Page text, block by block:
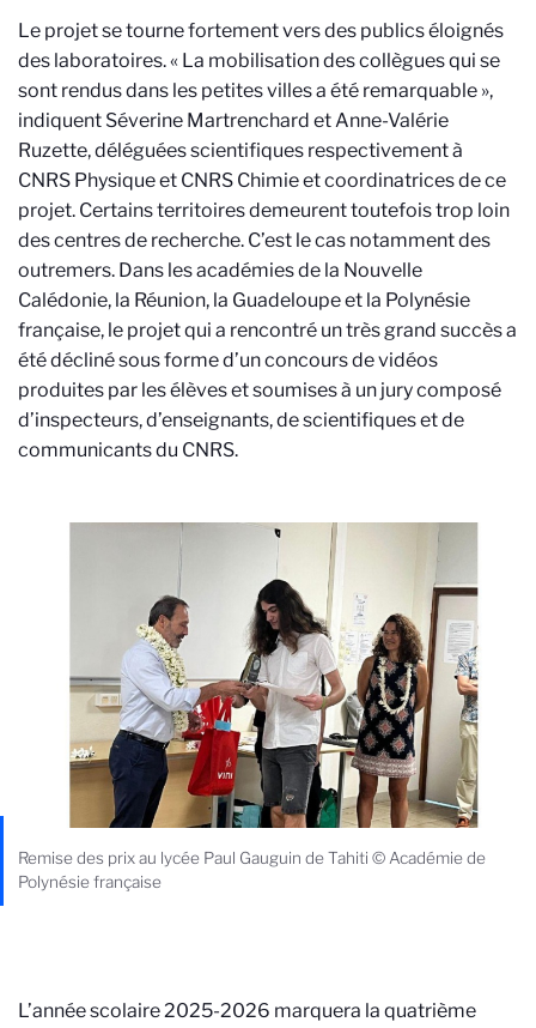
Le projet se tourne fortement vers des publics éloignés
des laboratoires. « La mobilisation des collègues qui se
sont rendus dans les petites villes a été remarquable »,
indiquent Séverine Martrenchard et Anne-Valérie
Ruzette, déléguées scientifiques respectivement à
CNRS Physique et CNRS Chimie et coordinatrices de ce
projet. Certains territoires demeurent toutefois trop loin
des centres de recherche. C’est le cas notamment des
outremers. Dans les académies de la Nouvelle
Calédonie, la Réunion, la Guadeloupe et la Polynésie
française, le projet qui a rencontré un très grand succès a
été décliné sous forme d’un concours de vidéos
produites par les élèves et soumises à un jury composé
d’inspecteurs, d’enseignants, de scientifiques et de
communicants du CNRS.
Remise des prix au lycée Paul Gauguin de Tahiti © Académie de
Polynésie française
L’année scolaire 2025-2026 marquera la quatrième